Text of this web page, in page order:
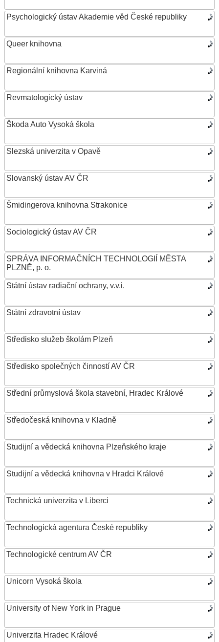
Psychologický ústav Akademie věd České republiky
Queer knihovna
Regionální knihovna Karviná
Revmatologický ústav
Škoda Auto Vysoká škola
Slezská univerzita v Opavě
Slovanský ústav AV ČR
Šmidingerova knihovna Strakonice
Sociologický ústav AV ČR
SPRÁVA INFORMAČNÍCH TECHNOLOGIÍ MĚSTA
PLZNĚ, p. o.
Státní ústav radiační ochrany, v.v.i.
Státní zdravotní ústav
Středisko služeb školám Plzeň
Středisko společných činností AV ČR
Střední průmyslová škola stavební, Hradec Králové
Středočeská knihovna v Kladně
Studijní a vědecká knihovna Plzeňského kraje
Studijní a vědecká knihovna v Hradci Králové
Technická univerzita v Liberci
Technologická agentura České republiky
Technologické centrum AV ČR
Unicorn Vysoká škola
University of New York in Prague
Univerzita Hradec Králové